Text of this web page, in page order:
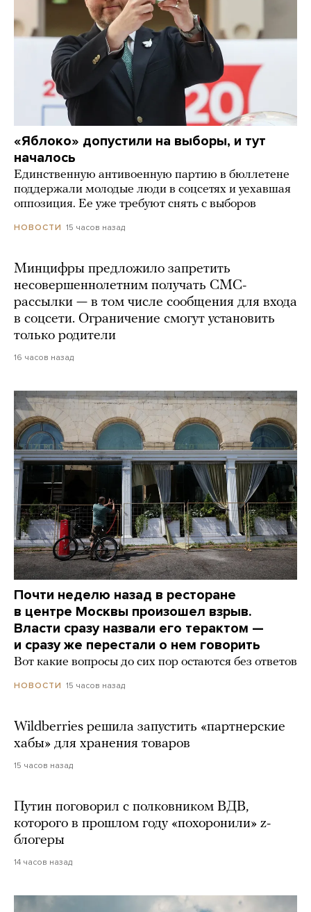
«Яблоко» допустили на выборы, и тут
началось
Единственную антивоенную партию в бюллетене
поддержали молодые люди в соцсетях и уехавшая
оппозиция. Ее уже требуют снять с выборов
НОВОСТИ 15 часов назад
Минцифры предложило запретить
несовершеннолетним получать СМС-
рассылки — в том числе сообщения для входа
в соцсети. Ограничение смогут установить
только родители
16 часов назад
Почти неделю назад в ресторане
в центре Москвы произошел взрыв.
Власти сразу назвали его терактом —
и сразу же перестали о нем говорить
Вот какие вопросы до сих пор остаются без ответов
НОВОСТИ 15 часов назад
Wildberries решила запустить «партнерские
хабы» для хранения товаров
15 часов назад
Путин поговорил с полковником ВДВ,
которого в прошлом году «похоронили» z-
блогеры
14 часов назад